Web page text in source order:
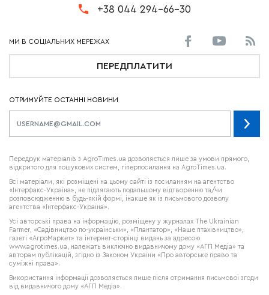
+38 044 294-66-30
ПЕРЕДПЛАТИТИ
ОТРИМУЙТЕ ОСТАННІ НОВИНИ
Передрук матеріалів з AgroTimes.ua дозволяється лише за умови прямого,
відкритого для пошукових систем, гіперпосилання на AgroTimes.ua.
Всі матеріали, які розміщені на цьому сайті із посиланням на агентство
«Інтерфакс-Україна», не підлягають подальшому відтворенню та/чи
розповсюдженню в будь-якій формі, інакше як із письмового дозволу
агентства «Інтерфакс-Україна».
Усі авторські права на інформацію, розміщену у журналах The Ukrainian
Farmer, «Садівництво по-українськи», «Плантатор», «Наше птахівництво»,
газеті «АгроМаркет» та інтернет-сторінці видань за адресою
www.agrotimes.ua, належать виключно видавничому дому «АГП Медіа» та
авторам публікацій, згідно із Законом України «Про авторське право та
суміжні права».
Використання інформації дозволяється лише після отримання письмової згоди
від видавничого дому «АГП Медіа».